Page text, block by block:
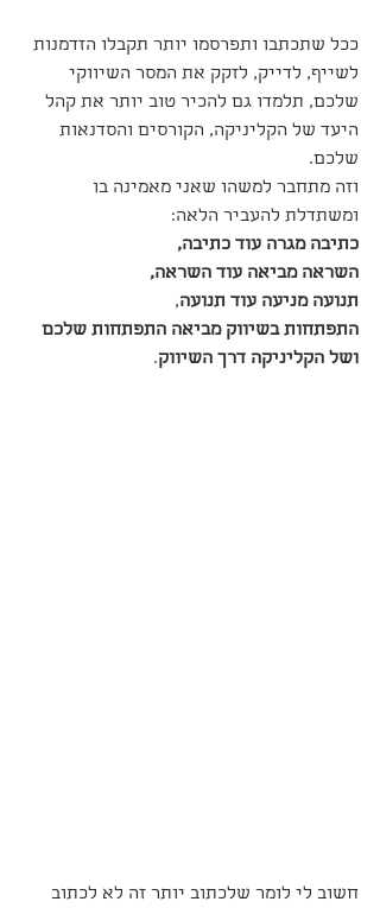
ככל שתכתבו ותפרסמו יותר תקבלו הזדמנות
לשייף, לדייק, לזקק את המסר השיווקי
שלכם, תלמדו גם להכיר טוב יותר את קהל
היעד של הקליניקה, הקורסים והסדנאות
שלכם.
וזה מתחבר למשהו שאני מאמינה בו
ומשתדלת להעביר הלאה:
כתיבה מגרה עוד כתיבה,
השראה מביאה עוד השראה,
תנועה מניעה עוד תנועה,
התפתחות בשיווק מביאה התפתחות שלכם
ושל הקליניקה דרך השיווק.
חשוב לי לומר שלכתוב יותר זה לא לכתוב